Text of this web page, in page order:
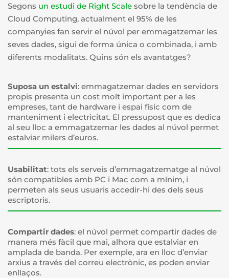
Segons un estudi de Right Scale sobre la tendència de
Cloud Computing, actualment el 95% de les
companyies fan servir el núvol per emmagatzemar les
seves dades, sigui de forma única o combinada, i amb
diferents modalitats. Quins són els avantatges?
Suposa un estalvi: emmagatzemar dades en servidors
propis presenta un cost molt important per a les
empreses, tant de hardware i espai físic com de
manteniment i electricitat. El pressupost que es dedica
al seu lloc a emmagatzemar les dades al núvol permet
estalviar milers d’euros.
Usabilitat: tots els serveis d’emmagatzematge al núvol
són compatibles amb PC i Mac com a mínim, i
permeten als seus usuaris accedir-hi des dels seus
escriptoris.
Compartir dades: el núvol permet compartir dades de
manera més fàcil que mai, alhora que estalviar en
amplada de banda. Per exemple, ara en lloc d’enviar
arxius a través del correu electrònic, es poden enviar
enllaços.